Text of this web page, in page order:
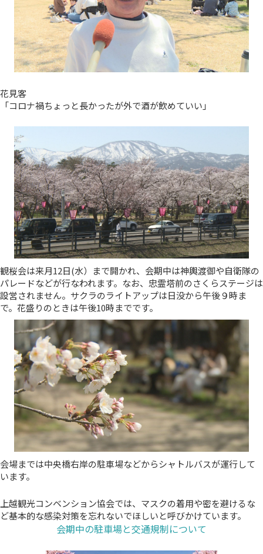
花見客
「コロナ禍ちょっと長かったが外で酒が飲めていい」
観桜会は来月12日(水）まで開かれ、会期中は神輿渡御や自衛隊の
パレードなどが行なわれます。なお、忠霊塔前のさくらステージは
設営されません。サクラのライトアップは日没から午後９時ま
で。花盛りのときは午後10時までです。
会場までは中央橋右岸の駐車場などからシャトルバスが運行して
います。
上越観光コンベンション協会では、マスクの着用や密を避けるな
ど基本的な感染対策を忘れないでほしいと呼びかけています。
会期中の駐車場と交通規制について